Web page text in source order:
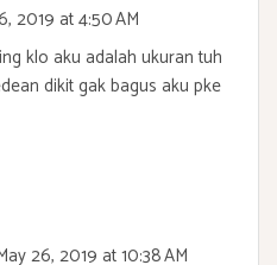
2019 at 4:50 AM
klo aku adalah ukuran tuh
dikit gak bagus aku pke
26, 2019 at 10:38 AM